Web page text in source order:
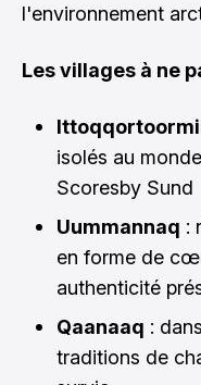
l'environnement
Les villages à ne
isolés au
Scoresby Sund
Uummannaq :
en forme de
authenticité
Qaanaaq :
traditions de